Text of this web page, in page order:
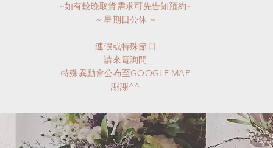
~如有較晚取貨需求可先告知預約~
​~ 星期日公休 ~
連假或特殊節日
請來電詢問
特殊異動會公布至GOOGLE MAP
謝謝^^